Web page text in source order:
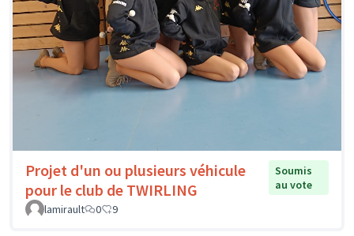
Projet d'un ou plusieurs véhicule
pour le club de TWIRLING
Soumis
au vote
lamirault
0 9